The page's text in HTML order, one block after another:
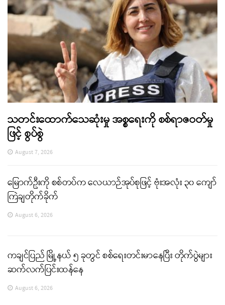
သတင်းထောက်သေဆုံးမှု အစ္စရေးကို စစ်ရာဇဝတ်မှု
ဖြင့် စွပ်စွဲ
August 7, 2026
မြောက်ဦးကို စစ်တပ်က လေယာဉ်အုပ်စုဖြင့် ဗုံးအလုံး ၃၀ ကျော်
ကြဲချတိုက်ခိုက်
August 6, 2026
ကချင်ပြည် မြို့နယ် ၅ ခုတွင် စစ်ရေးတင်းမာနေပြီး တိုက်ပွဲများ
ဆက်လက်ပြင်းထန်နေ
August 6, 2026